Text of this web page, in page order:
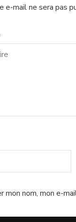
e-mail ne sera pas
mon nom, mon e-